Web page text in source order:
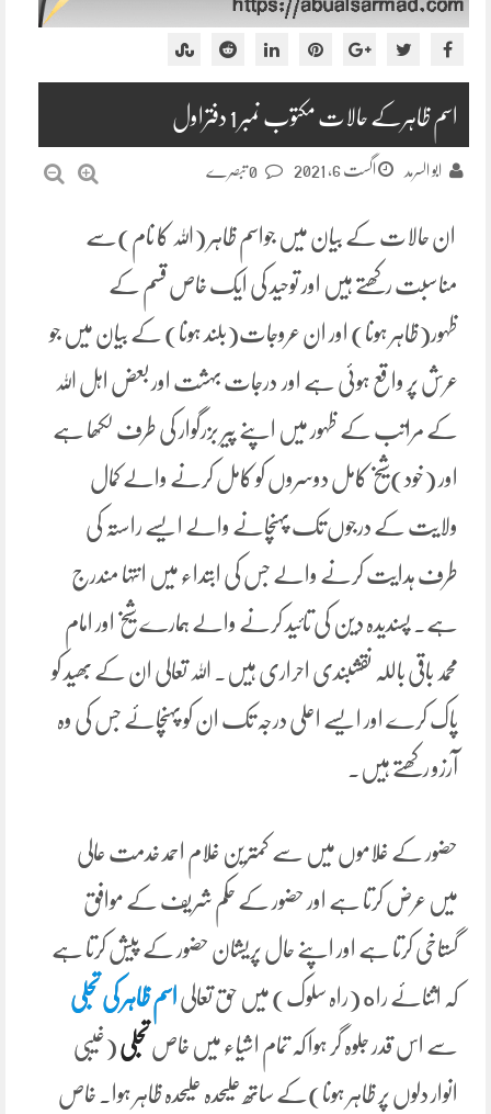
اسم ظاہرکے حالات مکتوب نمبر 1 دفتراول
ابو السرمد اگست 6, 2021
ان حالات کے بیان میں جواسم ظاہر (اللہ کا نام)سے
مناسبت رکھتے ہیں اور توحید کی ایک خاص قسم کے
ظہور(ظاہر ہونا) اور ان عروجات(بلند ہونا) کے بیان میں جو
عرش پر واقع ہوئی ہے اور درجات بہشت اور بعض اہل اللہ
کے مراتب کے ظہور میں اپنے پیر بزرگوار کی طرف لکھا ہے
اور (خود)شیخ کامل دوسروں کو کامل کرنے والے کمال
ولایت کے درجوں تک پہنچانے والے ایسے راستہ کی
طرف ہدایت کرنے والے جس کی ابتداء میں انتہا مندرج
ہے۔ پسندیدہ دین کی تائید کرنے والے ہمارے شیخ اور امام
محمد باقی باللہ نقشبندی احراری ہیں۔ اللہ تعالی ان کے بھید کو
پاک کرے اور ایسے اعلی درجہ تک ان کو پہنچائے جس کی وہ
آرزو رکھتے ہیں۔
حضور کے غلاموں میں سے کمترین غلام احمد خدمت عالی
میں عرض کرتا ہے اور حضور کے حکم شریف کے موافق
گستاخی کرتا ہے اور اپنے حال پریشان حضور کے پیش کرتا ہے
کہ اثنائے راه (راہ سلوک) میں حق تعالی اسم ظاہر کی تجلی
سے اس قدر جلوہ گر ہوا کہ تمام اشیاء میں خاص تجلی (غیبی
انوار دلوں پر ظاہر ہونا)کے ساتھ علیحدہ علیحدہ ظاہر ہوا۔ خاص